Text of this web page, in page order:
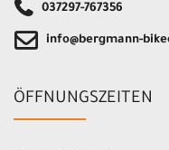
037297-767356
info@bergmann-
ÖFFNUNGSZEITEN